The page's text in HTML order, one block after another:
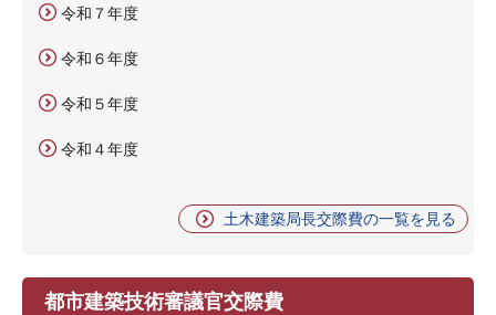
令和７年度
令和６年度
令和５年度
令和４年度
土木建築局長交際費の一覧を見る
都市建築技術審議官交際費